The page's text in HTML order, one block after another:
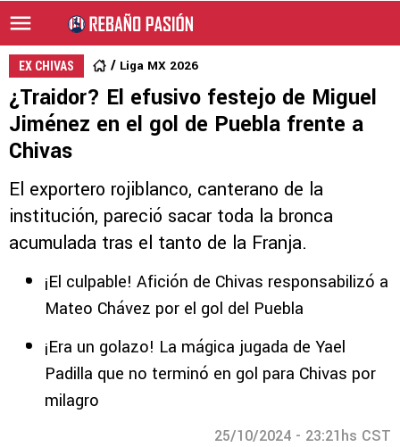
EX CHIVAS Liga MX 2026
¿Traidor? El efusivo festejo de Miguel
Jiménez en el gol de Puebla frente a
Chivas
El exportero rojiblanco, canterano de la
institución, pareció sacar toda la bronca
acumulada tras el tanto de la Franja.
¡El culpable! Afición de Chivas responsabilizó a
Mateo Chávez por el gol del Puebla
¡Era un golazo! La mágica jugada de Yael
Padilla que no terminó en gol para Chivas por
milagro
25/10/2024 - 23:21hs CST